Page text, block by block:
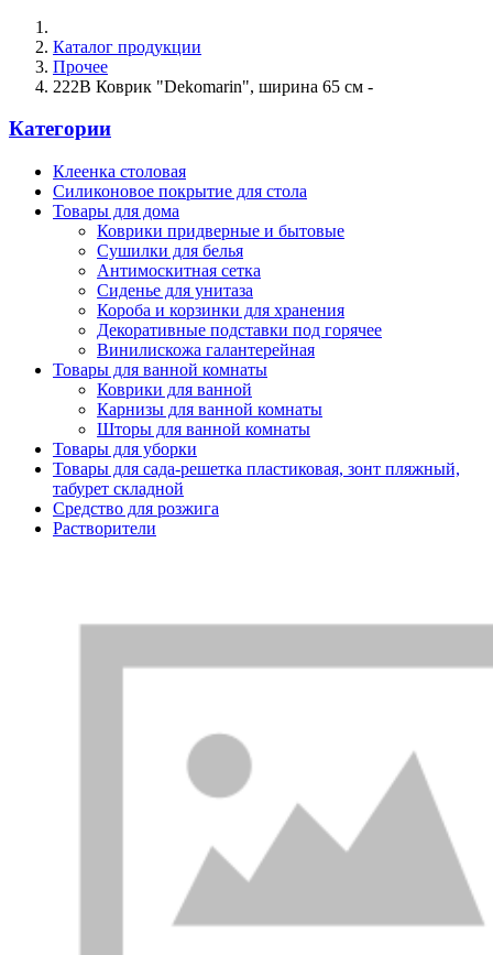
Каталог продукции
Прочее
222B Коврик "Dekomarin", ширина 65 см -
Категории
Клеенка столовая
Силиконовое покрытие для стола
Товары для дома
Коврики придверные и бытовые
Сушилки для белья
Антимоскитная сетка
Сиденье для унитаза
Короба и корзинки для хранения
Декоративные подставки под горячее
Винилискожа галантерейная
Товары для ванной комнаты
Коврики для ванной
Карнизы для ванной комнаты
Шторы для ванной комнаты
Товары для уборки
Товары для сада-решетка пластиковая, зонт пляжный,
табурет складной
Средство для розжига
Растворители